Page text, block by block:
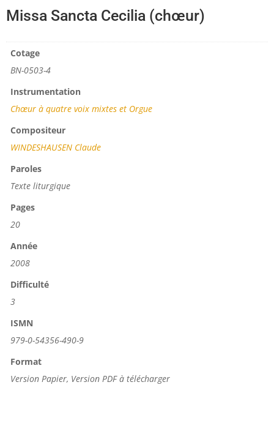
Missa Sancta Cecilia (chœur)
Cotage
BN-0503-4
Instrumentation
Chœur à quatre voix mixtes et Orgue
Compositeur
WINDESHAUSEN Claude
Paroles
Texte liturgique
Pages
20
Année
2008
Difficulté
3
ISMN
979-0-54356-490-9
Format
Version Papier, Version PDF à télécharger